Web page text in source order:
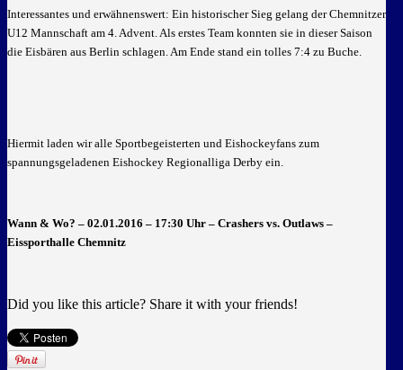
Interessantes und erwähnenswert: Ein historischer Sieg gelang der Chemnitzer
U12 Mannschaft am 4. Advent. Als erstes Team konnten sie in dieser Saison
die Eisbären aus Berlin schlagen. Am Ende stand ein tolles 7:4 zu Buche.
Hiermit laden wir alle Sportbegeisterten und Eishockeyfans zum
spannungsgeladenen Eishockey Regionalliga Derby ein.
Wann & Wo? – 02.01.2016 – 17:30 Uhr – Crashers vs. Outlaws –
Eissporthalle Chemnitz
Did you like this article? Share it with your friends!